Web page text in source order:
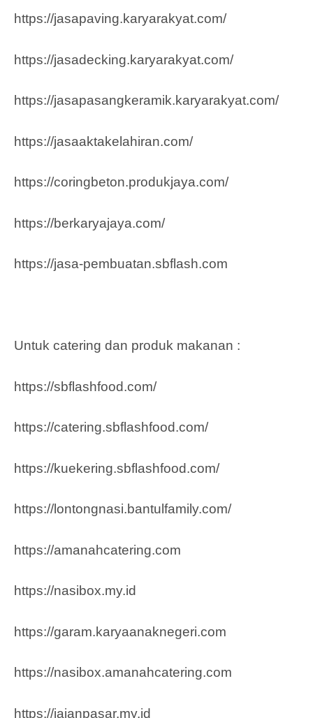
https://jasapaving.karyarakyat.com/
https://jasadecking.karyarakyat.com/
https://jasapasangkeramik.karyarakyat.com/
https://jasaaktakelahiran.com/
https://coringbeton.produkjaya.com/
https://berkaryajaya.com/
https://jasa-pembuatan.sbflash.com
Untuk catering dan produk makanan :
https://sbflashfood.com/
https://catering.sbflashfood.com/
https://kuekering.sbflashfood.com/
https://lontongnasi.bantulfamily.com/
https://amanahcatering.com
https://nasibox.my.id
https://garam.karyaanaknegeri.com
https://nasibox.amanahcatering.com
https://jajanpasar.my.id